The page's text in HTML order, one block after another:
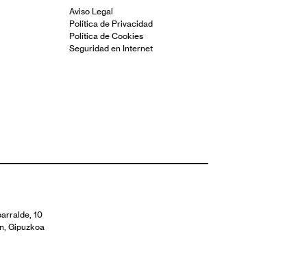
Aviso Legal
Política de Privacidad
Política de Cookies
Seguridad en Internet
10
Gipuzkoa